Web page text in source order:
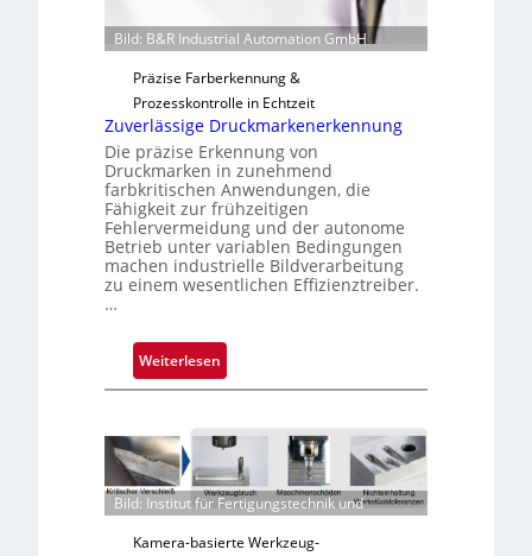
g
u
s
Bild: B&R Industrial Automation GmbH
Präzise Farberkennung &
Prozesskontrolle in Echtzeit
Zuverlässige Druckmarkenerkennung
Die präzise Erkennung von
Druckmarken in zunehmend
farbkritischen Anwendungen, die
Fähigkeit zur frühzeitigen
Fehlervermeidung und der autonome
Betrieb unter variablen Bedingungen
machen industrielle Bildverarbeitung
zu einem wesentlichen Effizienztreiber.
…
Weiterlesen
Z
v
r
l
Bild: Institut für Fertigungstechnik und
Kamera-basierte Werkzeug-